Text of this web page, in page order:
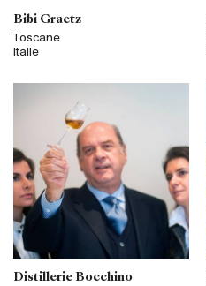
Bibi Graetz
Toscane
Italie
Distillerie Bocchino